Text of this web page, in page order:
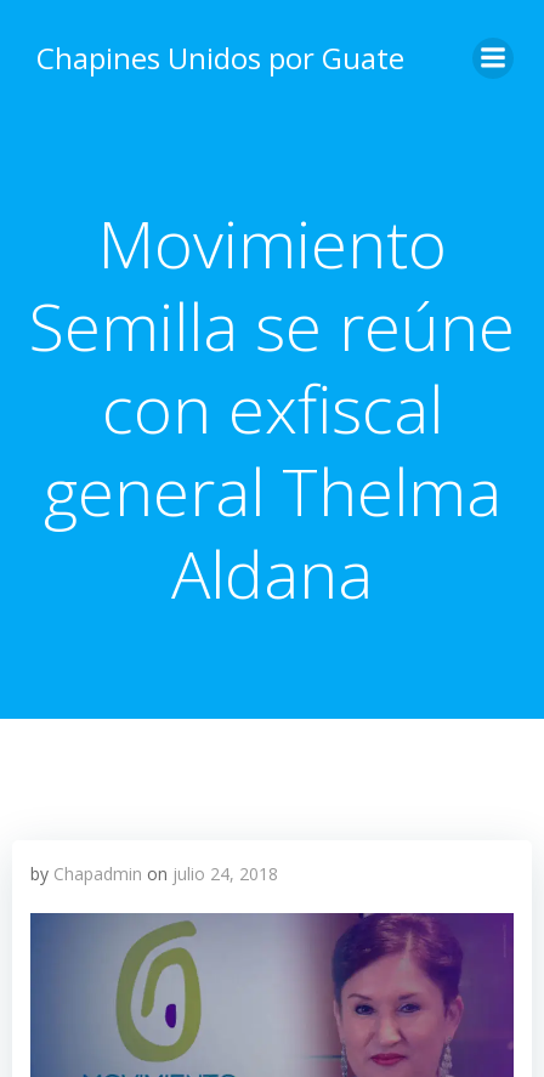
content
Chapines Unidos por Guate
Movimiento
Semilla se reúne
con exfiscal
general Thelma
Aldana
by Chapadmin on julio 24, 2018